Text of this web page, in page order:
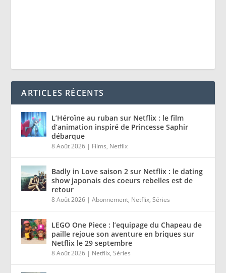
ARTICLES RÉCENTS
L’Héroïne au ruban sur Netflix : le film
d’animation inspiré de Princesse Saphir
débarque
8 Août 2026 | Films, Netflix
Badly in Love saison 2 sur Netflix : le dating
show japonais des coeurs rebelles est de
retour
8 Août 2026 |Abonnement, Netflix,Séries
LEGO One Piece : l’equipage du Chapeau de
paille rejoue son aventure en briques sur
Netflix le 29 septembre
8 Août 2026 | Netflix,Séries